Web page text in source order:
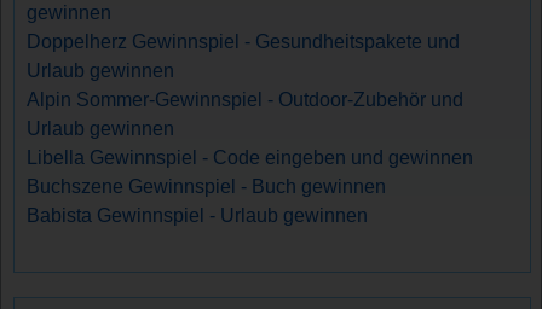
gewinnen
Doppelherz Gewinnspiel - Gesundheitspakete und
Urlaub gewinnen
Alpin Sommer-Gewinnspiel - Outdoor-Zubehör und
Urlaub gewinnen
Libella Gewinnspiel - Code eingeben und gewinnen
Buchszene Gewinnspiel - Buch gewinnen
Babista Gewinnspiel - Urlaub gewinnen